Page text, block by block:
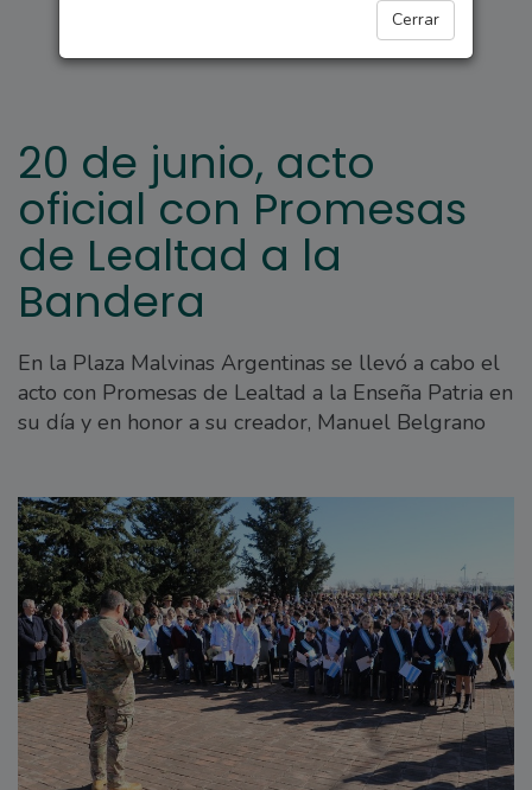
Cerrar
20 de junio, acto
oficial con Promesas
de Lealtad a la
Bandera
En la Plaza Malvinas Argentinas se llevó a cabo el
acto con Promesas de Lealtad a la Enseña Patria en
su día y en honor a su creador, Manuel Belgrano